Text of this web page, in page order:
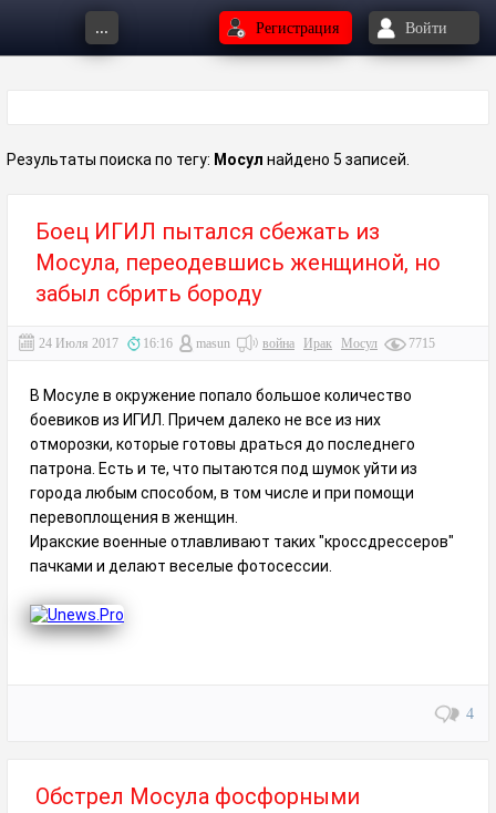
... Регистрация Войти
Результаты поиска по тегу: Мосул найдено 5 записей.
Боец ИГИЛ пытался сбежать из
Мосула, переодевшись женщиной, но
забыл сбрить бороду
24 Июля 2017 16:16 masun война Ирак Мосул 7715
В Мосуле в окружение попало большое количество
боевиков из ИГИЛ. Причем далеко не все из них
отморозки, которые готовы драться до последнего
патрона. Есть и те, что пытаются под шумок уйти из
города любым способом, в том числе и при помощи
перевоплощения в женщин.
Иракские военные отлавливают таких "кроссдрессеров"
пачками и делают веселые фотосессии.
4
Обстрел Мосула фосфорными